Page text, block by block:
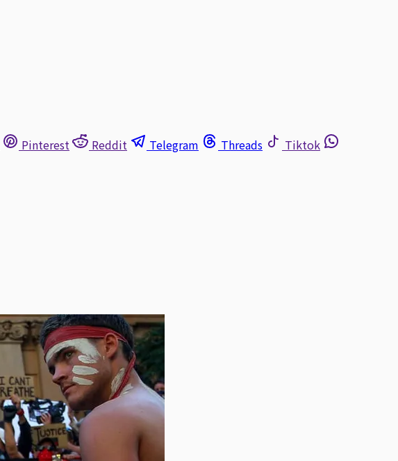
Pinterest Reddit Telegram Threads
Tiktok